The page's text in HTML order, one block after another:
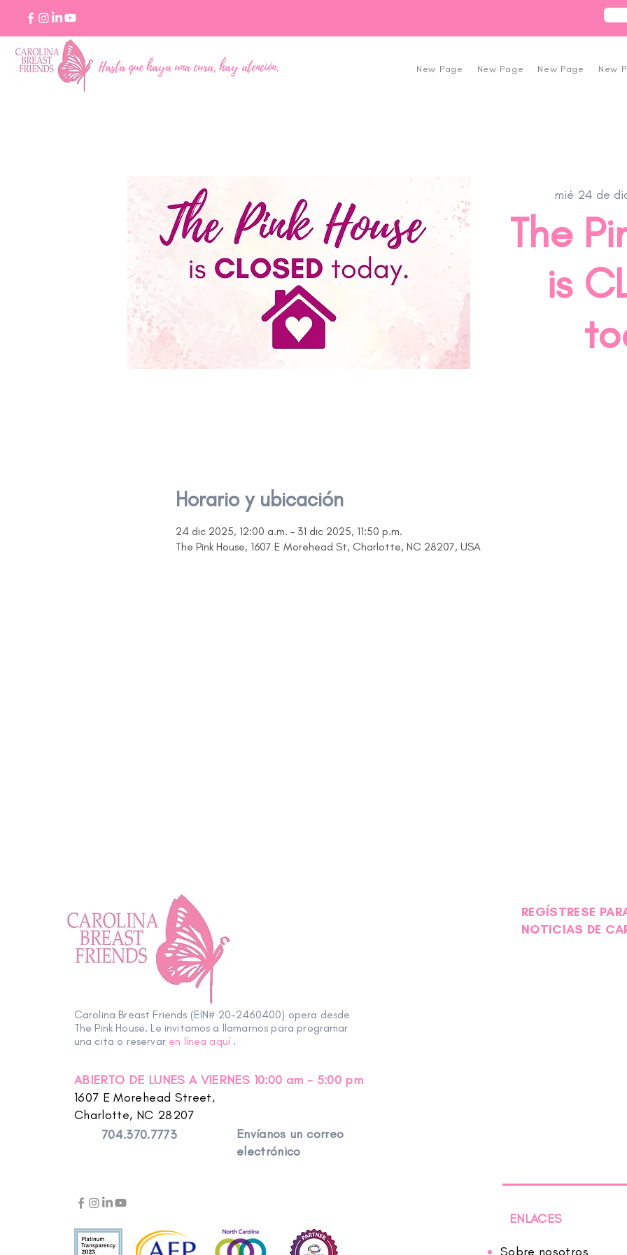
Hasta que haya una cura, hay atención. New Page New Page New Page New
mié 24 de
The
is
Horario y ubicación
24 dic 2025, 12:00 a.m. – 31 dic 2025, 11:50 p.m.
The Pink House, 1607 E Morehead St, Charlotte, NC 28207, USA
Carolina Breast Friends (EIN# 20-2460400) opera desde
The Pink House. Le invitamos a llamarnos para programar
una cita o reservar en línea aquí .
ABIERTO DE LUNES A VIERNES 10:00 am - 5:00 pm
1607 E Morehead Street,
Charlotte, NC 28207
704.370.7773
Envíanos un correo
electrónico
REGÍSTRESE
NOTICIAS DE
ENLACES
Sobre nosotros